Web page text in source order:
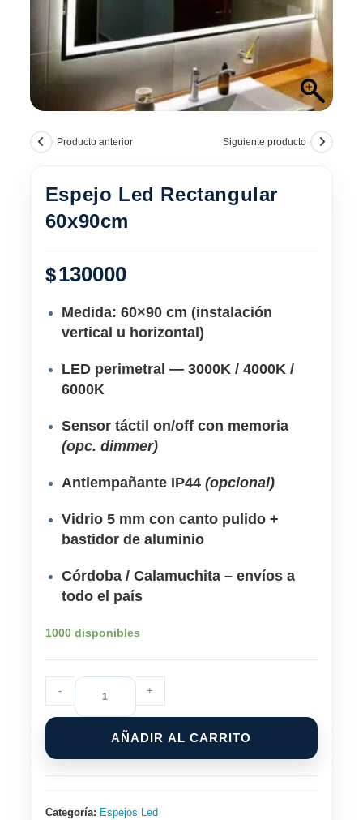
Producto anterior Siguiente producto
Espejo Led Rectangular
60x90cm
$130000
Medida: 60×90 cm (instalación
vertical u horizontal )
LED perimetral — 3000K / 4000K /
6000K
Sensor táctil on/off con memoria
(opc. dimmer)
AntiempañanteIP44 (opcional)
Vidrio 5 mm con canto pulido +
bastidor de aluminio
Córdoba / Calamuchita– envíos a
todo el país
1000 disponibles
Espejo
Led
Rectangular
60x90cm
- +
AÑADIR AL CARRITO
Categoría: Espejos Led